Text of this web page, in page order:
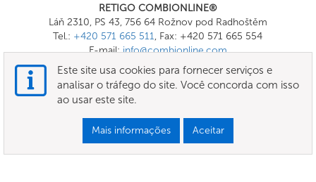
RETIGO COMBIONLINE®
Láň 2310, PS 43, 756 64 Rožnov pod Radhoštěm
Tel.: +420 571 665 511, Fax: +420 571 665 554
E-mail:info@combionline.com
OnlineMenu
TERMOS E CONDIÇÕES
Este site usa cookies para fornecer serviços e
analisar o tráfego do site. Você concorda com isso
ao usar este site.
Mais informações Aceitar